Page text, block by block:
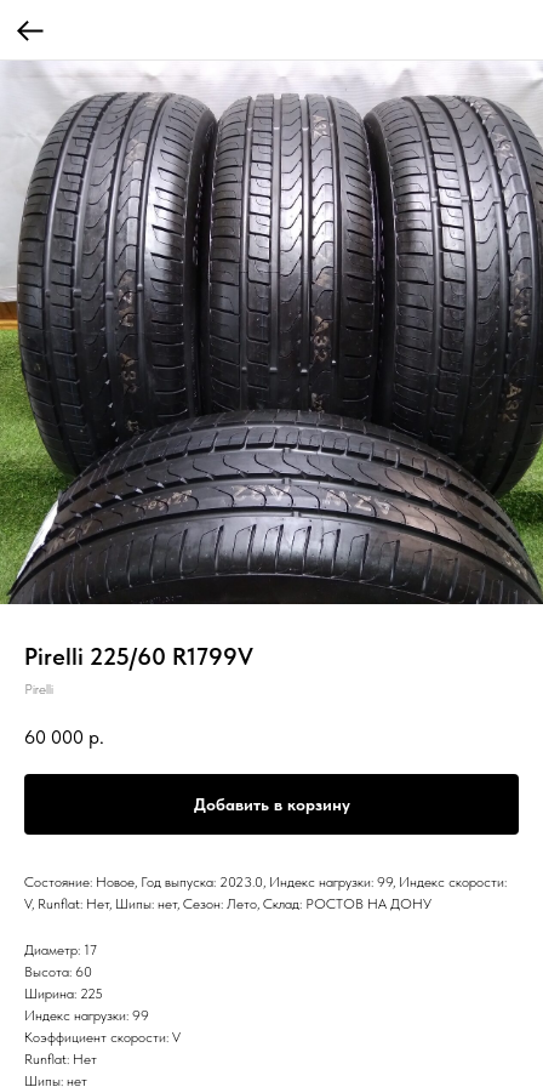
Pirelli 225/60 R1799V
Pirelli
60 000 р.
Добавить в корзину
Состояние: Новое, Год выпуска: 2023.0, Индекс нагрузки: 99, Индекс скорости:
V, Runflat: Нет, Шипы: нет, Сезон: Лето, Склад: РОСТОВ НА ДОНУ
Диаметр: 17
Высота: 60
Ширина: 225
Индекс нагрузки: 99
Коэффициент скорости: V
Runflat: Нет
Шипы: нет